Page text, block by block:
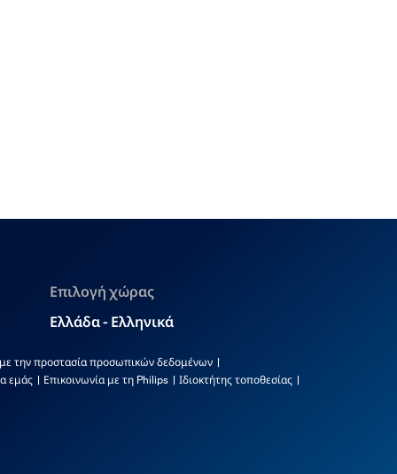
Επιλογή χώρας
Ελλάδα - Ελληνικά
την προστασία προσωπικών δεδομένων
εμάς
Επικοινωνία με τη Philips Ιδιοκτήτης τοποθεσίας